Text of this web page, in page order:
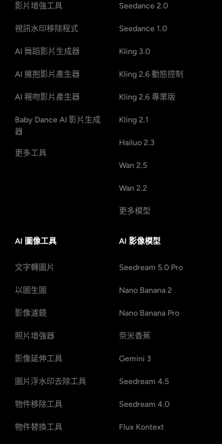
影片增強工具
視訊水印移除程式
AI 舞蹈影片生成器
AI 擁抱影片產生器
AI 親吻影片產生器
Baby Dance AI 影片生成
器
更多工具
Seedance 2.0
Seedance 1.0
Kling 3.0
Kling 2.6 動態控制
Kling 2.6 專業版
Kling 2.1
Hailuo 2.3
Wan 2.5
Wan 2.2
更多模型
AI 圖像工具
文字轉圖片
以圖生圖
影像濾鏡
照片增強器
影像延伸工具
圖片浮水印去除工具
物件移除工具
物件替換工具
AI 影像模型
Seedream 5.0 Pro
Nano Banana 2
Nano Banana Pro
奈米香蕉
Gemini 3
Seedream 4.5
Seedream 4.0
Flux Kontext